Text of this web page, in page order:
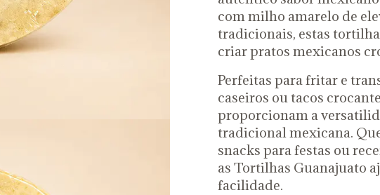
com milho amarelo de
tradicionais, estas
criar pratos mexicanos
Perfeitas para fritar e
caseiros ou tacos
proporcionam a
tradicional mexicana.
snacks para festas ou
as Tortilhas Guanajuato
facilidade.